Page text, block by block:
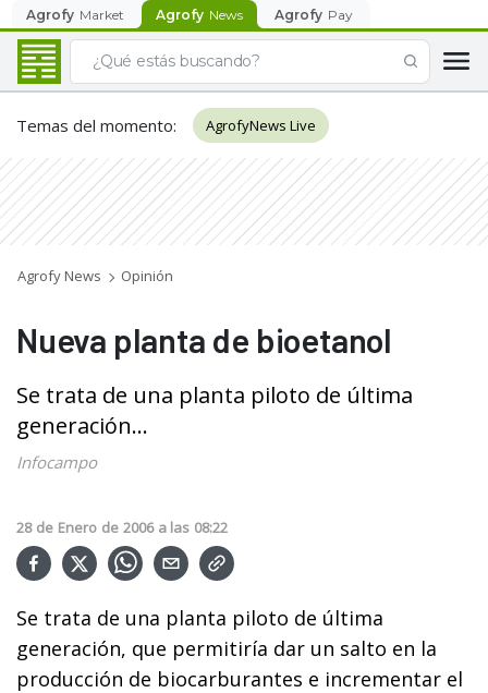
Agrofy Market Agrofy News Agrofy Pay
Temas del momento: AgrofyNews Live
Agrofy News Opinión
Nueva planta de bioetanol
Se trata de una planta piloto de última
generación...
Infocampo
28 de Enero de 2006 a las 08:22
Se trata de una planta piloto de última
generación, que permitiría dar un salto en la
producción de biocarburantes e incrementar el